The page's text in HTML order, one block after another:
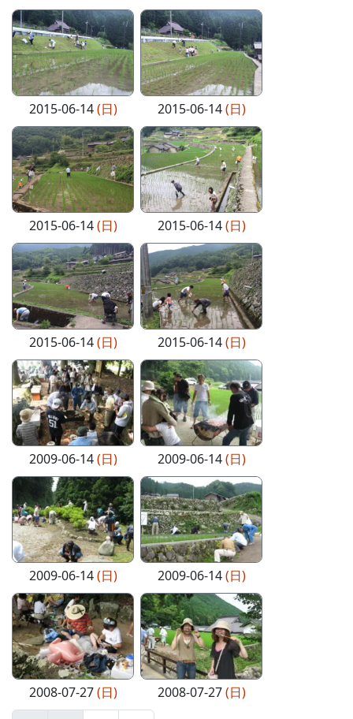
2015-06-14(日) 2015-06-14(日)
2015-06-14(日) 2015-06-14(日)
2015-06-14(日) 2015-06-14(日)
2009-06-14(日) 2009-06-14(日)
2009-06-14(日) 2009-06-14(日)
2008-07-27(日) 2008-07-27(日)